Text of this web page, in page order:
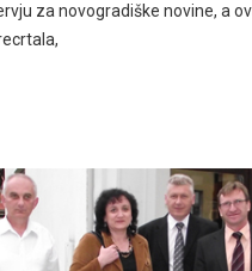
za novogradiške novine, a